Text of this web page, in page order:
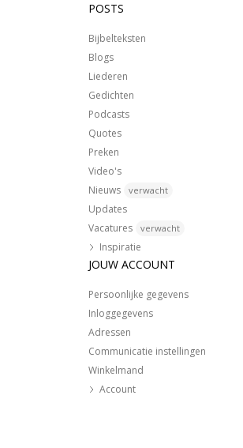
POSTS
Bijbelteksten
Blogs
Liederen
Gedichten
Podcasts
Quotes
Preken
Video's
Nieuws
verwacht
Updates
Vacatures
verwacht
Inspiratie
JOUW ACCOUNT
Persoonlijke gegevens
Inloggegevens
Adressen
Communicatie instellingen
Winkelmand
Account